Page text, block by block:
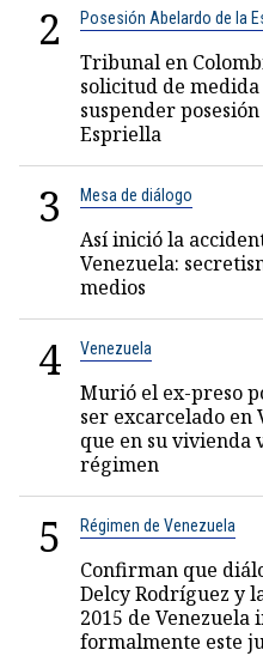
2 Posesión Abelardo de la
Tribunal en
solicitud de
suspender
Espriella
3 Mesa de diálogo
Así inició la
Venezuela:
medios
4 Venezuela
Murió el ex-preso
ser excarcelado en
que en su
régimen
5 Régimen de Venezuela
Confirman que
Delcy Rodríguez y
2015 de
formalmente este